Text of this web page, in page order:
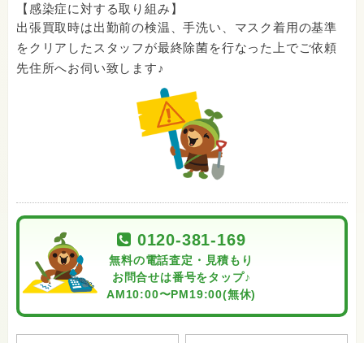
【感染症に対する取り組み】
出張買取時は出勤前の検温、手洗い、マスク着用の基準
をクリアしたスタッフが最終除菌を行なった上でご依頼
先住所へお伺い致します♪
0120-381-169
無料の電話査定・見積もり
お問合せは番号をタップ♪
AM10:00〜PM19:00(無休)